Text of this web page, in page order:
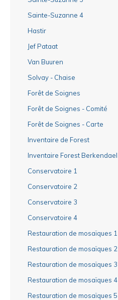
Sainte-Suzanne 4
Hastir
Jef Pataat
Van Buuren
Solvay - Chaise
Forêt de Soignes
Forêt de Soignes - Comité
Forêt de Soignes - Carte
Inventaire de Forest
Inventaire Forest Berkendael
Conservatoire 1
Conservatoire 2
Conservatoire 3
Conservatoire 4
Restauration de mosaïques 1
Restauration de mosaïques 2
Restauration de mosaïques 3
Restauration de mosaïques 4
Restauration de mosaïques 5